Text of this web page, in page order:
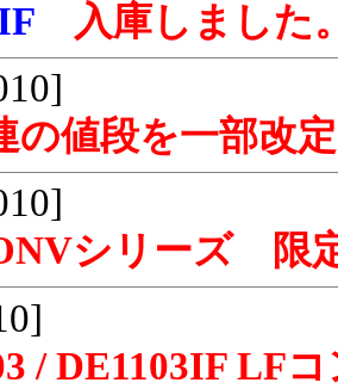
入庫しました
の値段を一部改
シリーズ 限
/ DE1103IF LF